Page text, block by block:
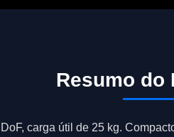
Resumo do
carga útil de 25 kg.